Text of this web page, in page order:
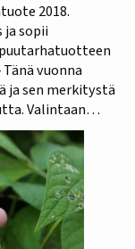
2018.
sopii
vuonna
ja sen merkitystä
Valintaan
antaa